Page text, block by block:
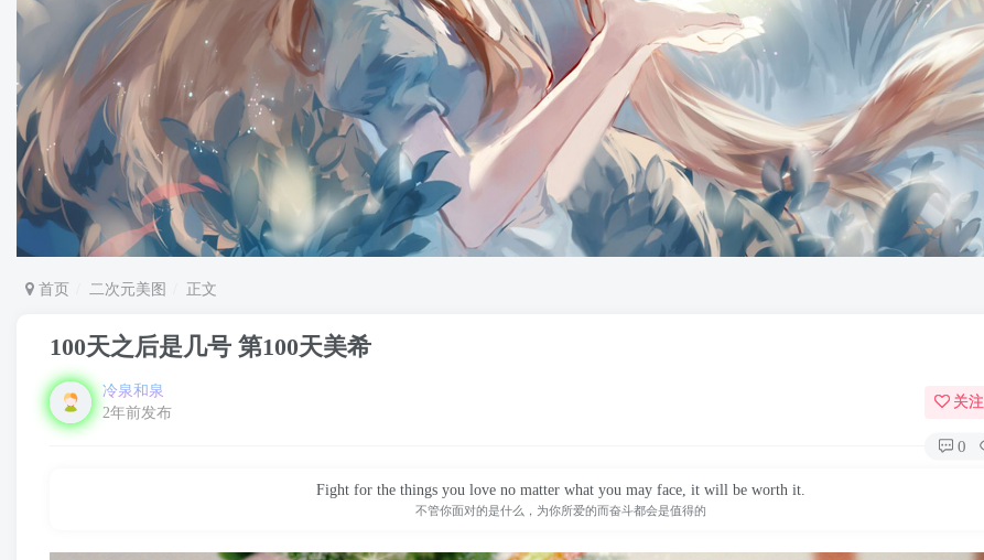
首页 二次元美图 正文
100天之后是几号 第100天美希
冷泉和泉
2年前发布
关注
0
Fight for the things you love no matter what you may face, it will be worth it.
不管你面对的是什么，为你所爱的而奋斗都会是值得的